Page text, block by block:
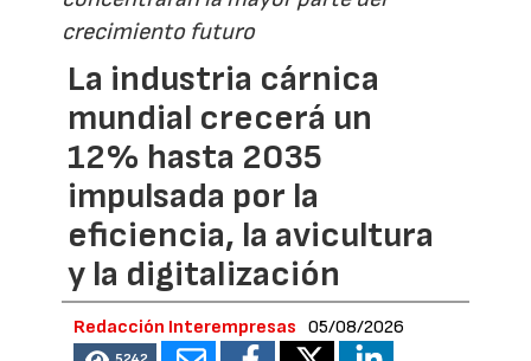
crecimiento futuro
La industria cárnica
mundial crecerá un
12% hasta 2035
impulsada por la
eficiencia, la avicultura
y la digitalización
Redacción Interempresas 05/08/2026